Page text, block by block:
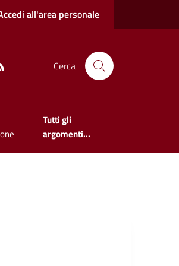
all'area personale
Cerca
Tutti gli
argomenti...